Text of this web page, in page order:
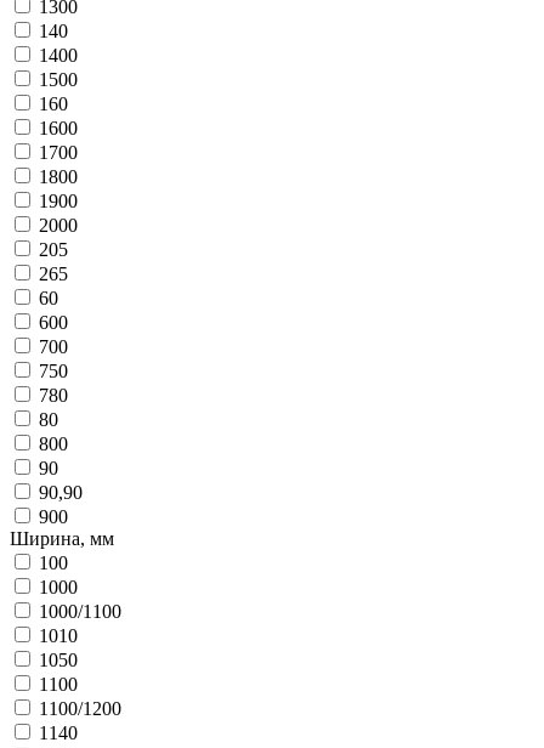
1300
140
1400
1500
160
1600
1700
1800
1900
2000
205
265
60
600
700
750
780
80
800
90
90,90
900
Ширина, мм
100
1000
1000/1100
1010
1050
1100
1100/1200
1140